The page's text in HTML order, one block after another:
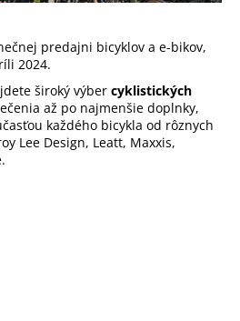
predajni bicyklov a e-bikov,
2024.
široký výber cyklistických
až po najmenšie doplnky,
každého bicykla od rôznych
Lee Design, Leatt, Maxxis,